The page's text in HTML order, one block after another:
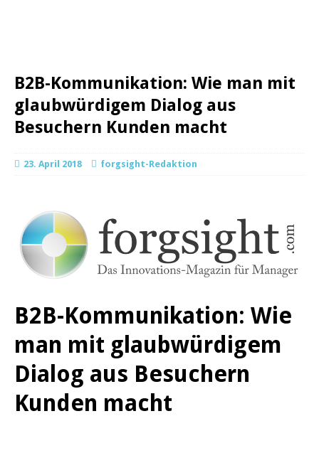
B2B-Kommunikation: Wie man mit
glaubwürdigem Dialog aus
Besuchern Kunden macht
23. April 2018 forgsight-Redaktion
B2B-Kommunikation: Wie
man mit glaubwürdigem
Dialog aus Besuchern
Kunden macht